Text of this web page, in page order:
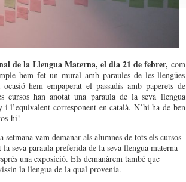
de la Llengua Materna, el dia 21 de febrer, com
hem fet un mural amb paraules de les llengües
hem empaperat el passadís amb paperets de
cursos han anotat una paraula de la seva llengua
l’equivalent corresponent en català. N’hi ha de ben
hi!
vam demanar als alumnes de tots els cursos
seva paraula preferida de la seva llengua materna
una exposició. Els demanàrem també que
la llengua de la qual provenia.